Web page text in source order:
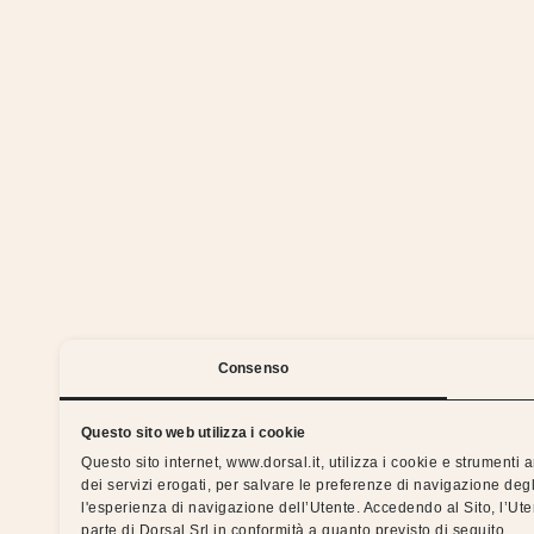
Consenso
Questo sito web utilizza i cookie
Questo sito internet, www.dorsal.it, utilizza i cookie e strumenti
dei servizi erogati, per salvare le preferenze di navigazione
l'esperienza di navigazione dell’Utente. Accedendo al Sito,
Silent nights with the Dorsal